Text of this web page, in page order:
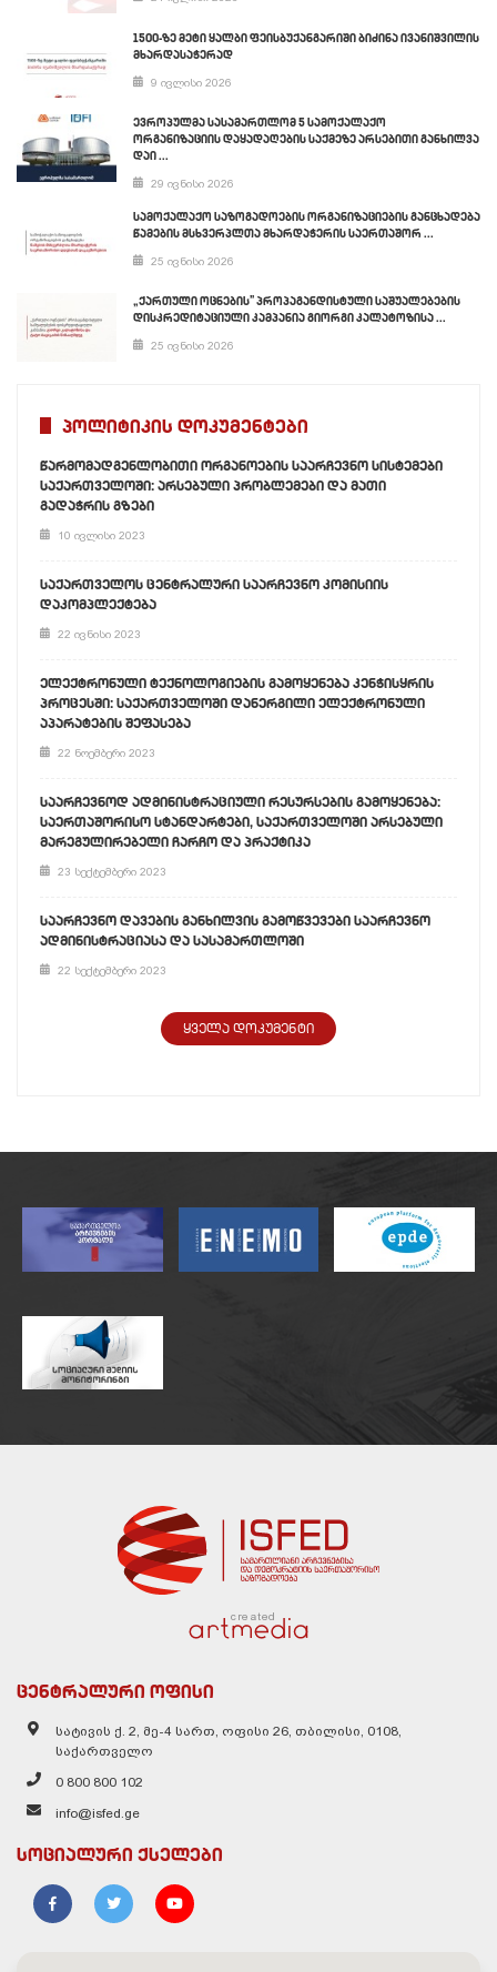
1500-ზე მეტი ყალბი ფეისბუქანგარიში ბიძინა ივანიშვილის
მხარდასაჭერად
9 ივლისი 2026
ევროპულმა სასამართლომ 5 სამოქალაქო
ორგანიზაციის დაყადაღების საქმეზე არსებითი განხილვა
დაი ...
29 ივნისი 2026
სამოქალაქო საზოგადოების ორგანიზაციების განცხადება
წამების მსხვერპლთა მხარდაჭერის საერთაშორ ...
25 ივნისი 2026
„ქართული ოცნების” პროპაგანდისტული საშუალებების
დისკრედიტაციული კამპანია გიორგი კალატოზისა ...
25 ივნისი 2026
პოლიტიკის დოკუმენტები
წარმომადგენლობითი ორგანოების საარჩევნო სისტემები
საქართველოში: არსებული პრობლემები და მათი
გადაჭრის გზები
10 ივლისი 2023
საქართველოს ცენტრალური საარჩევნო კომისიის
დაკომპლექტება
22 ივნისი 2023
ელექტრონული ტექნოლოგიების გამოყენება კენჭისყრის
პროცესში: საქართველოში დანერგილი ელექტრონული
აპარატების შეფასება
22 ნოემბერი 2023
საარჩევნოდ ადმინისტრაციული რესურსების გამოყენება:
საერთაშორისო სტანდარტები, საქართველოში არსებული
მარეგულირებელი ჩარჩო და პრაქტიკა
23 სექტემბერი 2023
საარჩევნო დავების განხილვის გამოწვევები საარჩევნო
ადმინისტრაციასა და სასამართლოში
22 სექტემბერი 2023
ყველა დოკუმენტი
created
ცენტრალური ოფისი
სატივის ქ. 2, მე-4 სართ, ოფისი 26, თბილისი, 0108,
საქართველო
0 800 800 102
info@isfed.ge
სოციალური ქსელები